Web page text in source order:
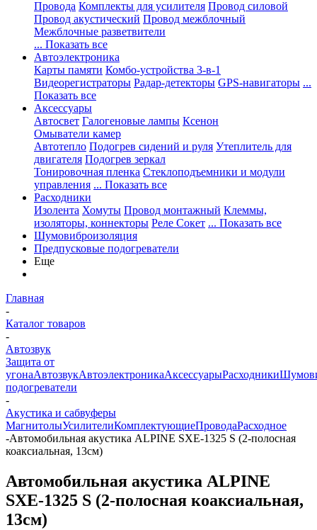
Провода Комплекты для усилителя Провод силовой
Провод акустический Провод межблочный
Межблочные разветвители
... Показать все
Автоэлектроника
Карты памяти Комбо-устройства 3-в-1
Видеорегистраторы Радар-детекторы GPS-навигаторы ...
Показать все
Аксессуары
Автосвет Галогеновые лампы Ксенон
Омыватели камер
Автотепло Подогрев сидений и руля Утеплитель для
двигателя Подогрев зеркал
Тонировочная пленка Стеклоподъемники и модули
управления ... Показать все
Расходники
Изолента Хомуты Провод монтажный Клеммы,
изоляторы, коннекторы Реле Сокет ... Показать все
Шумовиброизоляция
Предпусковые подогреватели
Еще
Главная
-
Каталог товаров
-
Автозвук
Защита от
угонаАвтозвукАвтоэлектроникаАксессуарыРасходники
подогреватели
-
Акустика и сабвуферы
МагнитолыУсилителиКомплектующиеПроводаРасходное
-Автомобильная акустика ALPINE SXE-1325 S (2-полосная
коаксиальная, 13см)
Автомобильная акустика ALPINE
SXE-1325 S (2-полосная коаксиальная,
13см)